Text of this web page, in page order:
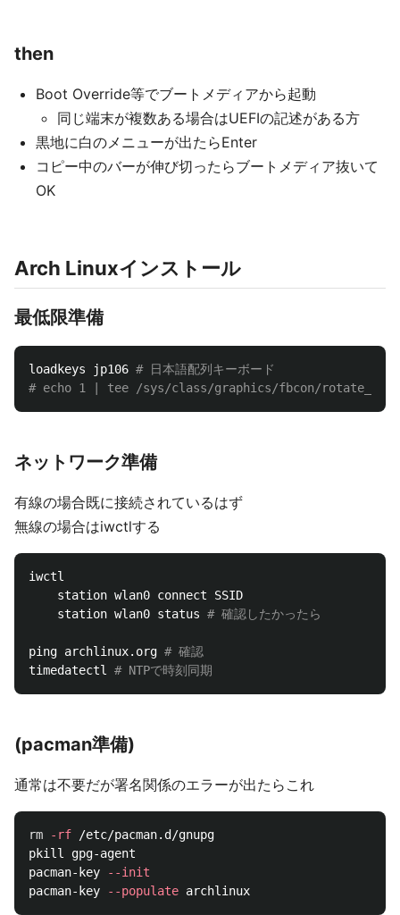
then
Boot Override等でブートメディアから起動
同じ端末が複数ある場合はUEFIの記述がある方
黒地に白のメニューが出たらEnter
コピー中のバーが伸び切ったらブートメディア抜いて
OK
Arch Linuxインストール
最低限準備
loadkeys jp106 # 日本語配列キーボード
# echo 1 | tee /sys/class/graphics/fbcon/rotate_all #
ネットワーク準備
有線の場合既に接続されているはず
無線の場合はiwctlする
iwctl
    station wlan0 connect SSID
    station wlan0 status
# 確認したかったら
ping archlinux.org # 確認
timedatectl # NTPで時刻同期
(pacman準備)
通常は不要だが署名関係のエラーが出たらこれ
rm -rf /etc/pacman.d/gnupg
pkill gpg-agent
pacman-key
--init
pacman-key
--populate